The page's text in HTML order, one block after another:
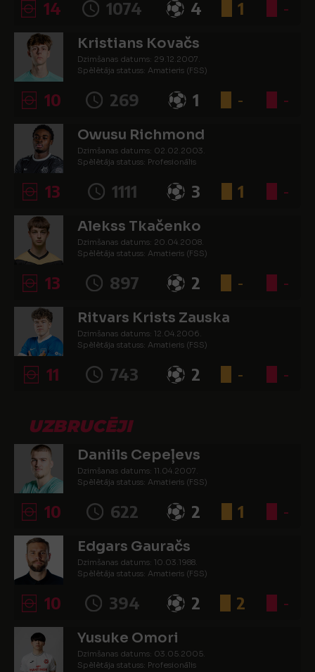
14 1074 4 1 -
Kristians Kovačs
Dzimšanas datums: 29.12.2007.
Spēlētāja statuss: Amatieris (FSS)
10 269 1 - -
Owusu Richmond
Dzimšanas datums: 02.02.2003.
Spēlētāja statuss: Profesionālis
13 1111 3 1 -
Alekss Tkačenko
Dzimšanas datums: 20.04.2008.
Spēlētāja statuss: Amatieris (FSS)
13 897 2 - -
Ritvars Krists Zauska
Dzimšanas datums: 12.04.2006.
Spēlētāja statuss: Amatieris (FSS)
11 743 2 - -
UZBRUCĒJI
Daniils Cepeļevs
Dzimšanas datums: 11.04.2007.
Spēlētāja statuss: Amatieris (FSS)
10 622 2 1 -
Edgars Gauračs
Dzimšanas datums: 10.03.1988.
Spēlētāja statuss: Amatieris (FSS)
10 394 2 2 -
Yusuke Omori
Dzimšanas datums: 03.05.2005.
Spēlētāja statuss: Profesionālis